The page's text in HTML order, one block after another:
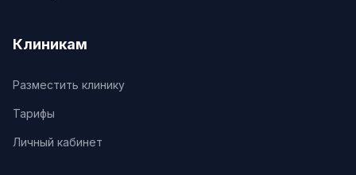
Клиникам
Разместить клинику
Тарифы
Личный кабинет